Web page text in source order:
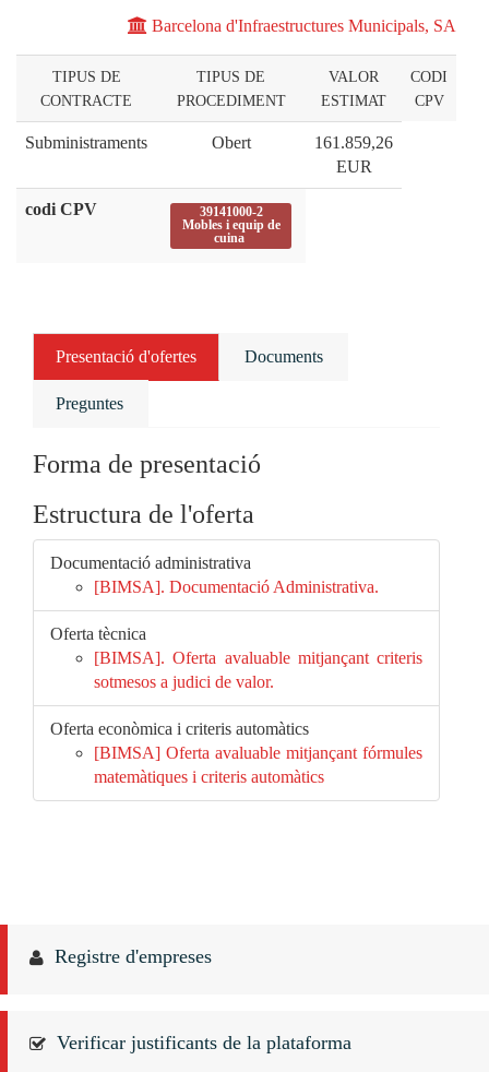
Barcelona d'Infraestructures Municipals, SA
TIPUS DE
CONTRACTE
TIPUS DE
PROCEDIMENT
VALOR
ESTIMAT
CODI
CPV
Subministraments Obert
161.859,26
EUR
codi CPV
39141000-2
Mobles i equip de
cuina
Presentació d'ofertes Documents
Preguntes
Forma de presentació
Estructura de l'oferta
Documentació administrativa
[BIMSA]. Documentació Administrativa.
Oferta tècnica
[BIMSA]. Oferta avaluable mitjançant criteris
sotmesos a judici de valor.
Oferta econòmica i criteris automàtics
[BIMSA] Oferta avaluable mitjançant fórmules
matemàtiques i criteris automàtics
Registre d'empreses
Verificar justificants de la plataforma